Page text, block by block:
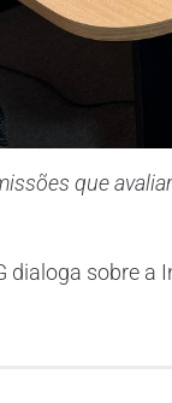
que
dialoga sobre